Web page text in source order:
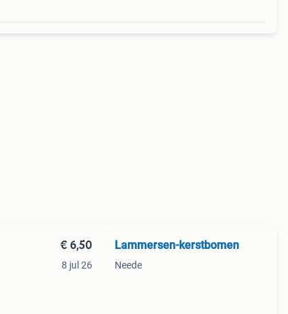
€ 6,50
8 jul 26
Lammersen-kerstbomen
Neede